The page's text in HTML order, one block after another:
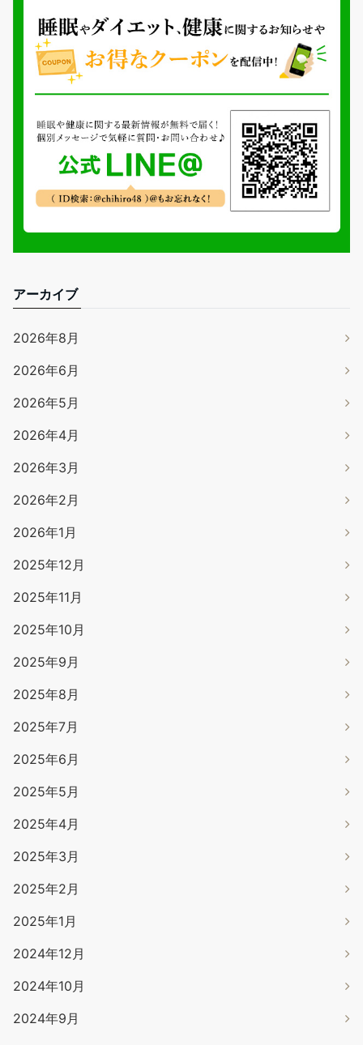
アーカイブ
2026年8月
2026年6月
2026年5月
2026年4月
2026年3月
2026年2月
2026年1月
2025年12月
2025年11月
2025年10月
2025年9月
2025年8月
2025年7月
2025年6月
2025年5月
2025年4月
2025年3月
2025年2月
2025年1月
2024年12月
2024年10月
2024年9月